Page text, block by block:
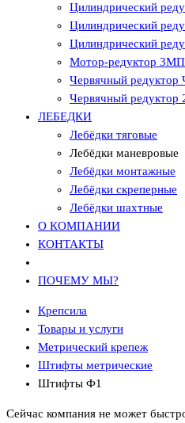
Цилиндрический
Цилиндрический
Цилиндрический
Мотор-редуктор 3МП
Червячный редуктор
Червячный редуктор
ЛЕБЕДКИ
Лебёдки тяговые
Лебёдки маневровые
Лебёдки монтажные
Лебёдки скреперные
Лебёдки шахтные
О КОМПАНИИ
КОНТАКТЫ
ПОЧЕМУ МЫ?
Крепсила
Товары и услуги
Метрический крепеж
Штифты метрические
Штифты Ф1
Сейчас компания не может